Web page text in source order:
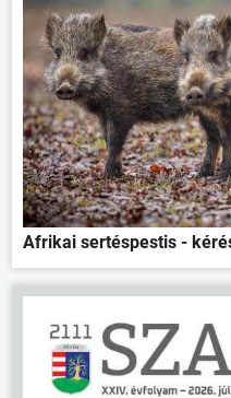
Afrikai sertéspestis -